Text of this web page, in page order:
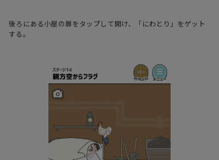
後ろにある小屋の扉をタップして開け、「にわとり」をゲット
する。